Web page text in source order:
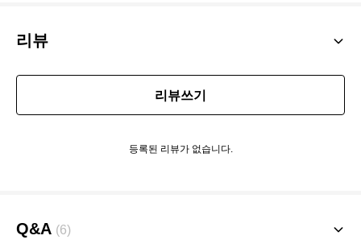
리뷰
리뷰쓰기
등록된 리뷰가 없습니다.
Q&A (6)